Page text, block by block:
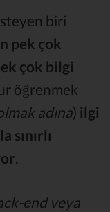
biri
pek çok
çok bilgi
öğrenmek
adına) ilgi
sınırlı
.
end veya